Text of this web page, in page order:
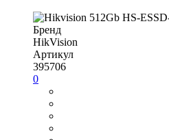
Бренд
HikVision
Артикул
395706
0